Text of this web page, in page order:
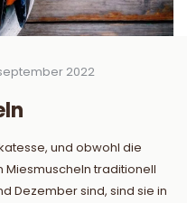
2022
und obwohl die
Miesmuscheln traditionell
Dezember sind, sind sie in